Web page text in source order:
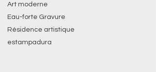
Art moderne
Eau-forte Gravure
Résidence artistique
estampadura